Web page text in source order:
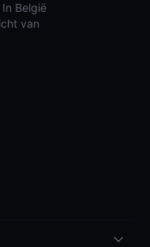
België
van